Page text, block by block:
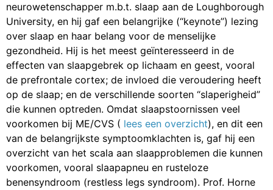
neurowetenschapper m.b.t. slaap aan de Loughborough
University, en hij gaf een belangrijke (“keynote”) lezing
over slaap en haar belang voor de menselijke
gezondheid. Hij is het meest geïnteresseerd in de
effecten van slaapgebrek op lichaam en geest, vooral
de prefrontale cortex; de invloed die veroudering heeft
op de slaap; en de verschillende soorten “slaperigheid”
die kunnen optreden. Omdat slaapstoornissen veel
voorkomen bij ME/CVS ( lees een overzicht), en dit een
van de belangrijkste symptoomklachten is, gaf hij een
overzicht van het scala aan slaapproblemen die kunnen
voorkomen, vooral slaapapneu en rusteloze
benensyndroom (restless legs syndroom). Prof. Horne